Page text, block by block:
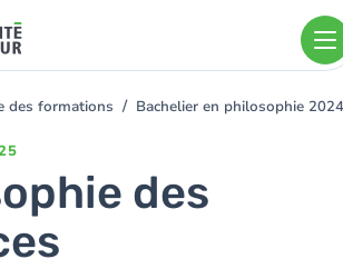
des formations Bachelier en philosophie
des